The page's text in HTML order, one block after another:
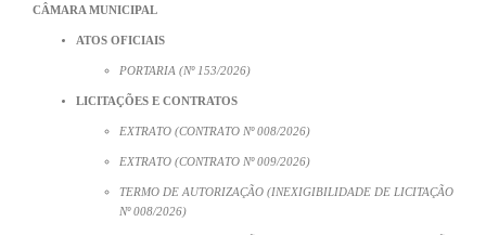
CÂMARA MUNICIPAL
ATOS OFICIAIS
PORTARIA (Nº 153/2026)
LICITAÇÕES E CONTRATOS
EXTRATO (CONTRATO Nº 008/2026)
EXTRATO (CONTRATO Nº 009/2026)
TERMO DE AUTORIZAÇÃO (INEXIGIBILIDADE DE LICITAÇÃO
Nº 008/2026)